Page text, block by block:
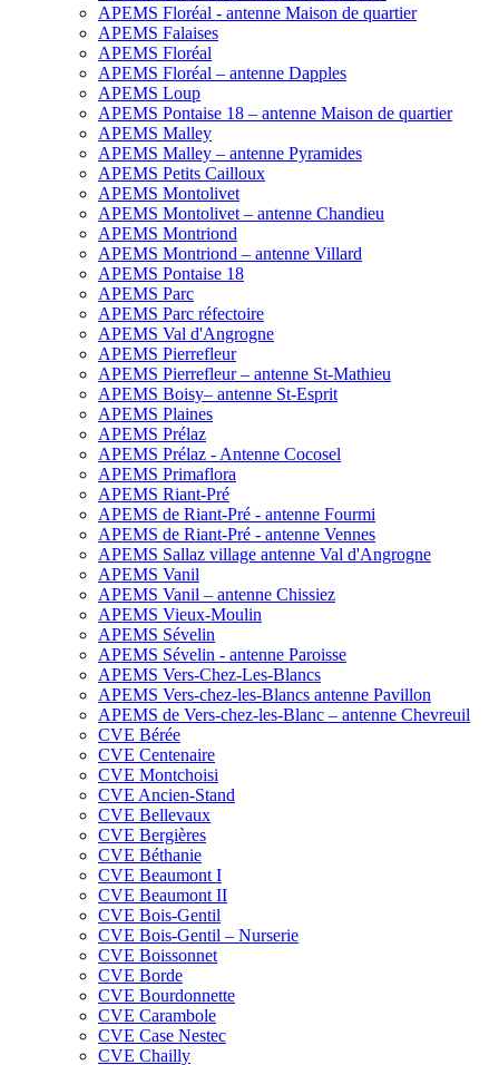
APEMS Floréal - antenne Maison de quartier
APEMS Falaises
APEMS Floréal
APEMS Floréal – antenne Dapples
APEMS Loup
APEMS Pontaise 18 – antenne Maison de quartier
APEMS Malley
APEMS Malley – antenne Pyramides
APEMS Petits Cailloux
APEMS Montolivet
APEMS Montolivet – antenne Chandieu
APEMS Montriond
APEMS Montriond – antenne Villard
APEMS Pontaise 18
APEMS Parc
APEMS Parc réfectoire
APEMS Val d'Angrogne
APEMS Pierrefleur
APEMS Pierrefleur – antenne St-Mathieu
APEMS Boisy– antenne St-Esprit
APEMS Plaines
APEMS Prélaz
APEMS Prélaz - Antenne Cocosel
APEMS Primaflora
APEMS Riant-Pré
APEMS de Riant-Pré - antenne Fourmi
APEMS de Riant-Pré - antenne Vennes
APEMS Sallaz village antenne Val d'Angrogne
APEMS Vanil
APEMS Vanil – antenne Chissiez
APEMS Vieux-Moulin
APEMS Sévelin
APEMS Sévelin - antenne Paroisse
APEMS Vers-Chez-Les-Blancs
APEMS Vers-chez-les-Blancs antenne Pavillon
APEMS de Vers-chez-les-Blanc – antenne Chevreuil
CVE Bérée
CVE Centenaire
CVE Montchoisi
CVE Ancien-Stand
CVE Bellevaux
CVE Bergières
CVE Béthanie
CVE Beaumont I
CVE Beaumont II
CVE Bois-Gentil
CVE Bois-Gentil – Nurserie
CVE Boissonnet
CVE Borde
CVE Bourdonnette
CVE Carambole
CVE Case Nestec
CVE Chailly